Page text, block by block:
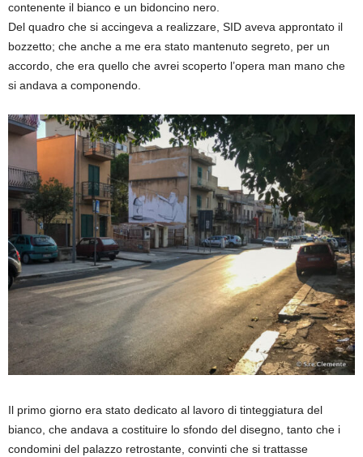
contenente il bianco e un bidoncino nero.
Del quadro che si accingeva a realizzare, SID aveva approntato il
bozzetto; che anche a me era stato mantenuto segreto, per un
accordo, che era quello che avrei scoperto l’opera man mano che
si andava a componendo.
Il primo giorno era stato dedicato al lavoro di tinteggiatura del
bianco, che andava a costituire lo sfondo del disegno, tanto che i
condomini del palazzo retrostante, convinti che si trattasse